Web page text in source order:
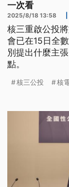
一次看
2025/8/18 13:58
核三重啟公投
會已在15日全
別提出什麼主
點。
核三公投 核